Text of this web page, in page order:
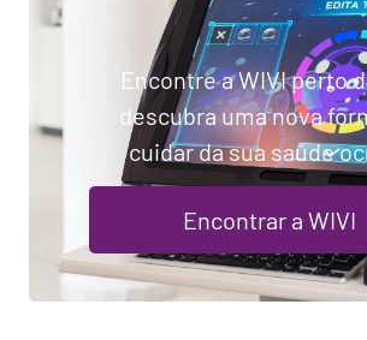
Encontre a WIVI perto
descubra uma nova
cuidar da sua saúde
Encontrar a WIVI